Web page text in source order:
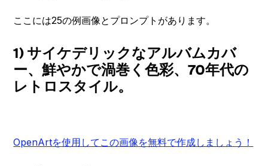
ここには25の例画像とプロンプトがあります。
1) サイケデリックなアルバムカバ
ー、鮮やかで渦巻く色彩、70年代の
レトロスタイル。
OpenArtを使用してこの画像を無料で作成しましょう！